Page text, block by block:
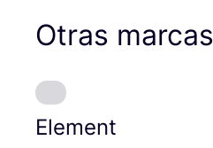
Otras marcas
Element